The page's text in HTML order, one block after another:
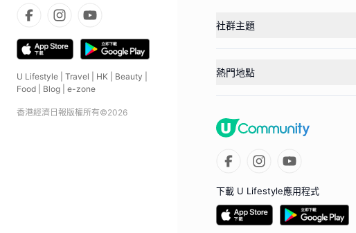
U Lifestyle Travel HK Beauty
Food
Blog e-zone
香港經濟日報版權所有©2026
社群主題
熱門地點
下載 U Lifestyle應用程式